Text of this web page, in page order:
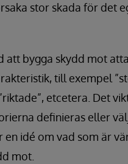
stor skada för det
att bygga skydd mot
till exempel
etcetera. Det
definieras eller
en idé om vad som är
mot.